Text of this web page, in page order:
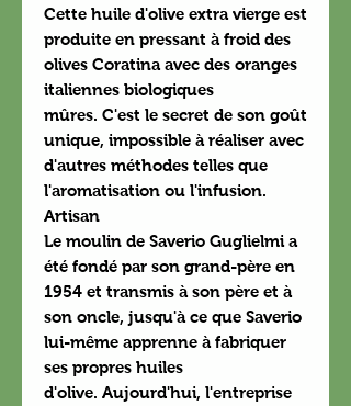
Cette huile d'olive extra vierge est
produite en pressant à froid des
olives Coratina avec des oranges
italiennes biologiques
mûres. C'est le secret de son goût
unique, impossible à réaliser avec
d'autres méthodes telles que
l'aromatisation ou l'infusion.
Artisan
Le moulin de Saverio Guglielmi a
été fondé par son grand-père en
1954 et transmis à son père et à
son oncle, jusqu'à ce que Saverio
lui-même apprenne à fabriquer
ses propres huiles
d'olive. Aujourd'hui, l'entreprise